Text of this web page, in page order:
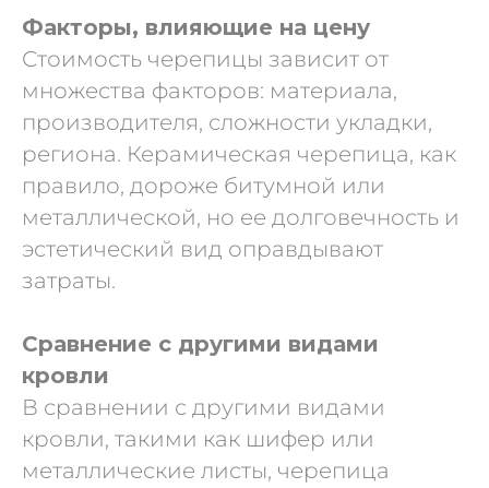
Факторы, влияющие на цену
Стоимость черепицы зависит от
множества факторов: материала,
производителя, сложности укладки,
региона. Керамическая черепица, как
правило, дороже битумной или
металлической, но ее долговечность и
эстетический вид оправдывают
затраты.
Сравнение с другими видами
кровли
В сравнении с другими видами
кровли, такими как шифер или
металлические листы, черепица